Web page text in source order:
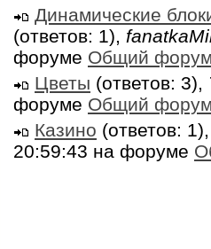
Динамические
(ответов: 1),
форуме Общий
Цветы (ответов: 3),
форуме Общий
Казино (ответов:
20:59:43 на форуме